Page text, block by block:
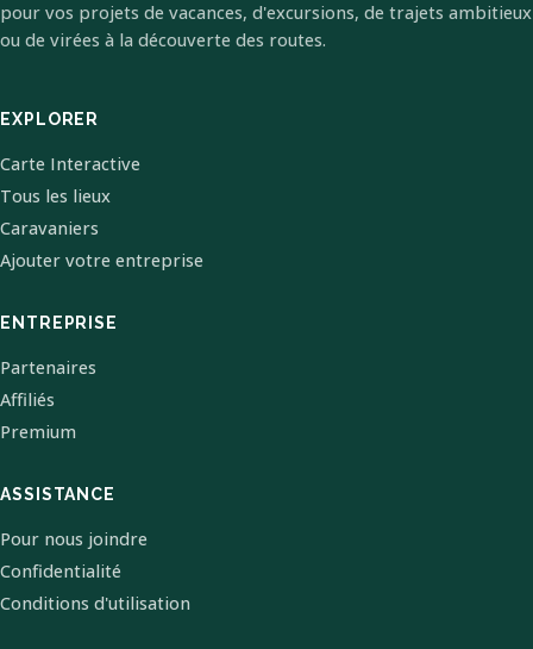
pour vos projets de vacances, d'excursions, de trajets ambitieux
ou de virées à la découverte des routes.
EXPLORER
Carte Interactive
Tous les lieux
Caravaniers
Ajouter votre entreprise
ENTREPRISE
Partenaires
Affiliés
Premium
ASSISTANCE
Pour nous joindre
Confidentialité
Conditions d'utilisation